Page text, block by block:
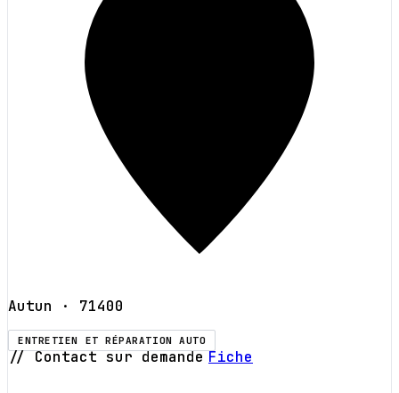
Autun · 71400
ENTRETIEN ET RÉPARATION AUTO
// Contact sur demande Fiche